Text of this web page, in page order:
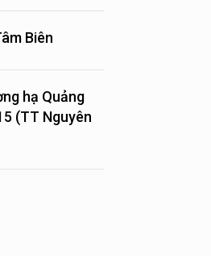
Biên
hạ Quảng
(TT Nguyên